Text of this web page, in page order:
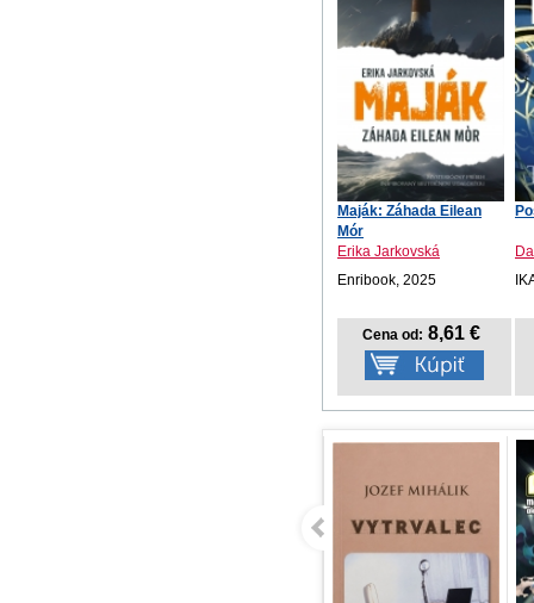
Maják: Záhada Eilean
Mór
Erika Jarkovská
Enribook, 2025
Cena od: 8,61 €